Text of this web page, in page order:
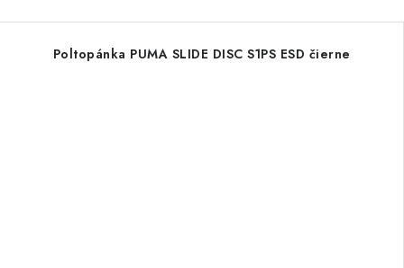
Poltopánka PUMA SLIDE DISC S1PS ESD čierne